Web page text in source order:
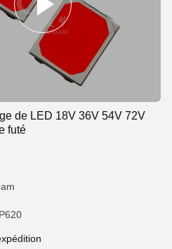
de LED 18V 36V 54V 72V
futé